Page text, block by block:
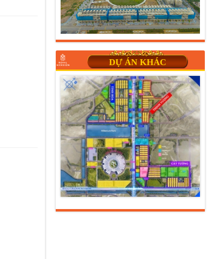
DỰ ÁN KHÁC